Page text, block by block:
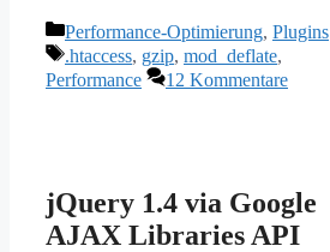
Kategorien
Performance-Optimierung, Plugins
Schlagwörter
.htaccess, gzip, mod_deflate,
Performance
12 Kommentare
jQuery 1.4 via Google
AJAX Libraries API